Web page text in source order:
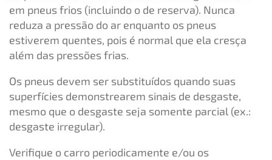
em pneus frios (incluindo o de reserva). Nunca
reduza a pressão do ar enquanto os pneus
estiverem quentes, pois é normal que ela cresça
além das pressões frias.
Os pneus devem ser substituídos quando suas
superfícies demonstrearem sinais de desgaste,
mesmo que o desgaste seja somente parcial (ex.:
desgaste irregular).
Verifique o carro periodicamente e/ou os